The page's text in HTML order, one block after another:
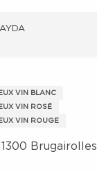
VIN BLANC
VIN ROSÉ
VIN ROUGE
Brugairolles